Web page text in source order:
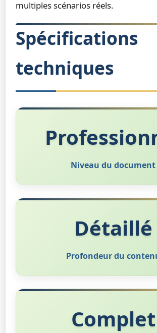
multiples scénarios réels.
Spécifications
techniques
Niveau du document
Détaillé
Profondeur du
Complet